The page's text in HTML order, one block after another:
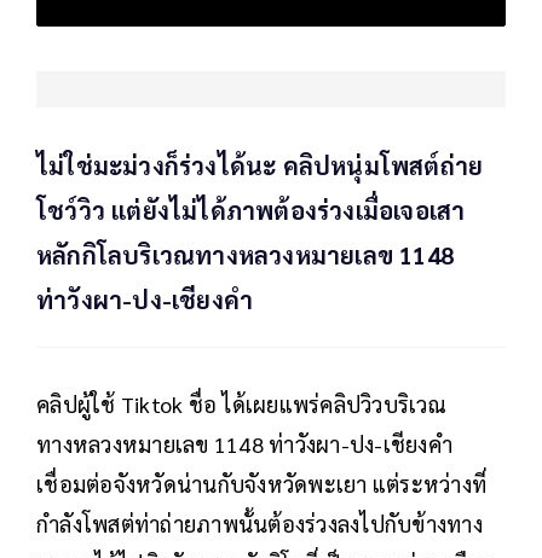
ไม่ใช่มะม่วงก็ร่วงได้นะ คลิปหนุ่มโพสต์ถ่าย
โชว์วิว แต่ยังไม่ได้ภาพต้องร่วงเมื่อเจอเสา
หลักกิโลบริเวณทางหลวงหมายเลข 1148
ท่าวังผา-ปง-เชียงคำ
คลิปผู้ใช้ Tiktok ชื่อ ได้เผยแพร่คลิปวิวบริเวณ
ทางหลวงหมายเลข 1148 ท่าวังผา-ปง-เชียงคำ
เชื่อมต่อจังหวัดน่านกับจังหวัดพะเยา แต่ระหว่างที่
กำลังโพสต่ท่าถ่ายภาพนั้นต้องร่วงลงไปกับข้างทาง